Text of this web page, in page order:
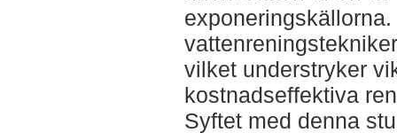
vilket understryker
kostnadseffektiva
Syftet med denna